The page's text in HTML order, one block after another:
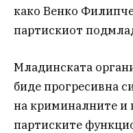
како Венко
партискиот
Младинската
биде прогресивна
на криминалните и
партиските